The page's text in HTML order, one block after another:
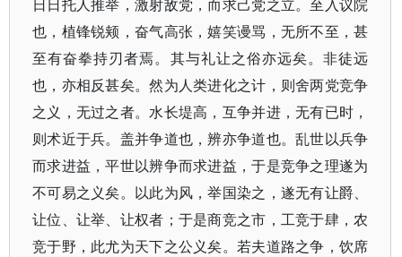
日日托人推举，激射敌党，而求己党之立。至入议院
也，植锋锐颊，奋气高张，嬉笑谩骂，无所不至，甚
至有奋拳持刃者焉。其与礼让之俗亦远矣。非徒远
也，亦相反甚矣。然为人类进化之计，则舍两党竞争
之义，无过之者。水长堤高，互争并进，无有已时，
则术近于兵。盖并争道也，辨亦争道也。乱世以兵争
而求进益，平世以辨争而求进益，于是竞争之理遂为
不可易之义矣。以此为风，举国染之，遂无有让爵、
让位、让举、让权者；于是商竞之市，工竞于肆，农
竞于野，此尤为天下之公义矣。若夫道路之争，饮席